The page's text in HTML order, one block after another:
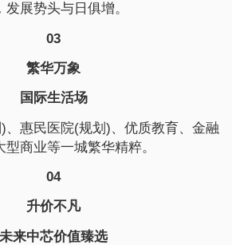
发展势头与日俱增。
03
繁华万象
国际生活场
、惠民医院(规划)、优质教育、金融
型商业等一城繁华精粹。
04
升价不凡
未来中芯价值臻选